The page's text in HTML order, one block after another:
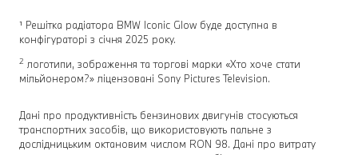
¹ Решітка радіатора BMW Iconic Glow буде доступна в
конфігураторі з січня 2025 року.
2 логотипи, зображення та торгові марки «Хто хоче стати
мільйонером?» ліцензовані Sony Pictures Television.
Дані про продуктивність бензинових двигунів стосуються
транспортних засобів, що використовують пальне з
дослідницьким октановим числом RON 98. Дані про витрату